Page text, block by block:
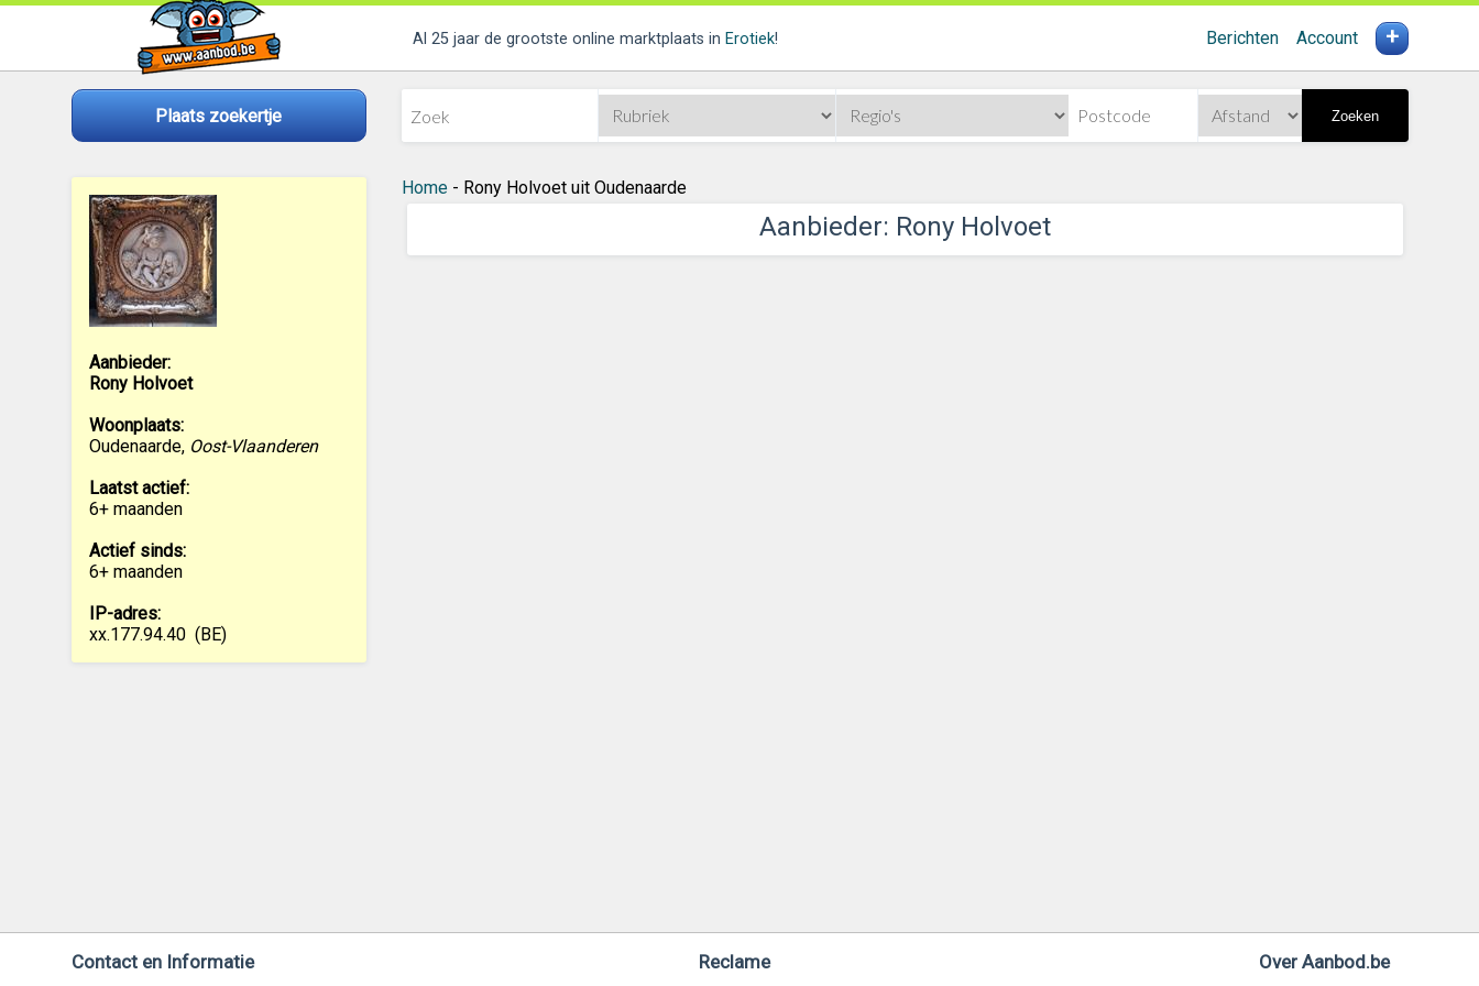
Al 25 jaar de grootste online marktplaats in Erotiek! Berichten Account +
Plaats zoekertje Zoeken
Aanbieder:
Rony Holvoet
Woonplaats:
Oudenaarde, Oost-Vlaanderen
Laatst actief:
6+ maanden
Actief sinds:
6+ maanden
IP-adres:
xx.177.94.40 (BE)
Home- Rony Holvoet uit Oudenaarde
Aanbieder: Rony Holvoet
Contact en Informatie Reclame Over Aanbod.be